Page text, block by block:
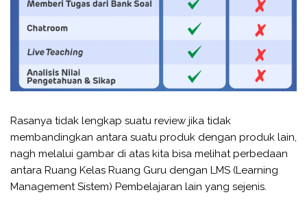
Rasanya tidak lengkap suatu review jika tidak
membandingkan antara suatu produk dengan produk lain,
nagh melalui gambar di atas kita bisa melihat perbedaan
antara Ruang Kelas Ruang Guru dengan LMS (Learning
Management Sistem) Pembelajaran lain yang sejenis.